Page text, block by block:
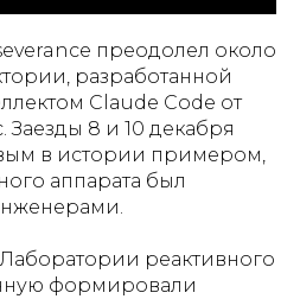
преодолел около
разработанной
Claude Code от
8 и 10 декабря
в истории примером,
аппарата был
реактивного
формировали